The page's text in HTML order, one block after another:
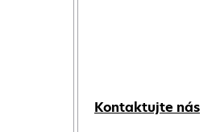
Kontaktujte nás